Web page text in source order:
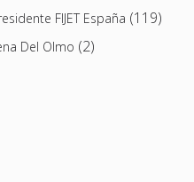
FIJET España (119)
Del Olmo (2)